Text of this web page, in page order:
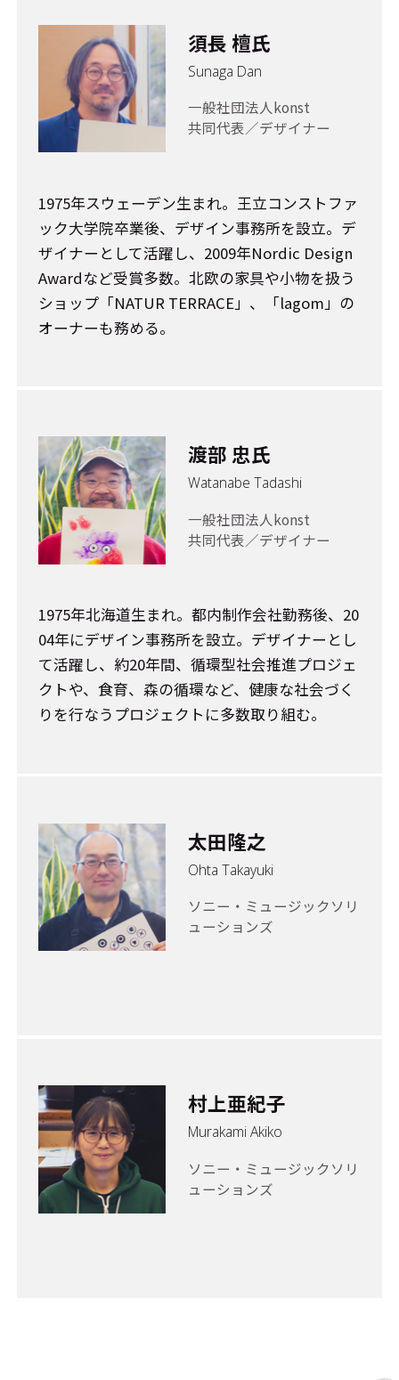
須長 檀氏
Sunaga Dan
一般社団法人konst
共同代表／デザイナー
1975年スウェーデン生まれ。王立コンストファ
ック大学院卒業後、デザイン事務所を設立。デ
ザイナーとして活躍し、2009年Nordic Design
Awardなど受賞多数。北欧の家具や小物を扱う
ショップ「NATUR TERRACE」、「lagom」の
オーナーも務める。
渡部 忠氏
Watanabe Tadashi
一般社団法人konst
共同代表／デザイナー
1975年北海道生まれ。都内制作会社勤務後、20
04年にデザイン事務所を設立。デザイナーとし
て活躍し、約20年間、循環型社会推進プロジェ
クトや、食育、森の循環など、健康な社会づく
りを行なうプロジェクトに多数取り組む。
太田隆之
Ohta Takayuki
ソニー・ミュージックソリ
ューションズ
村上亜紀子
Murakami Akiko
ソニー・ミュージックソリ
ューションズ